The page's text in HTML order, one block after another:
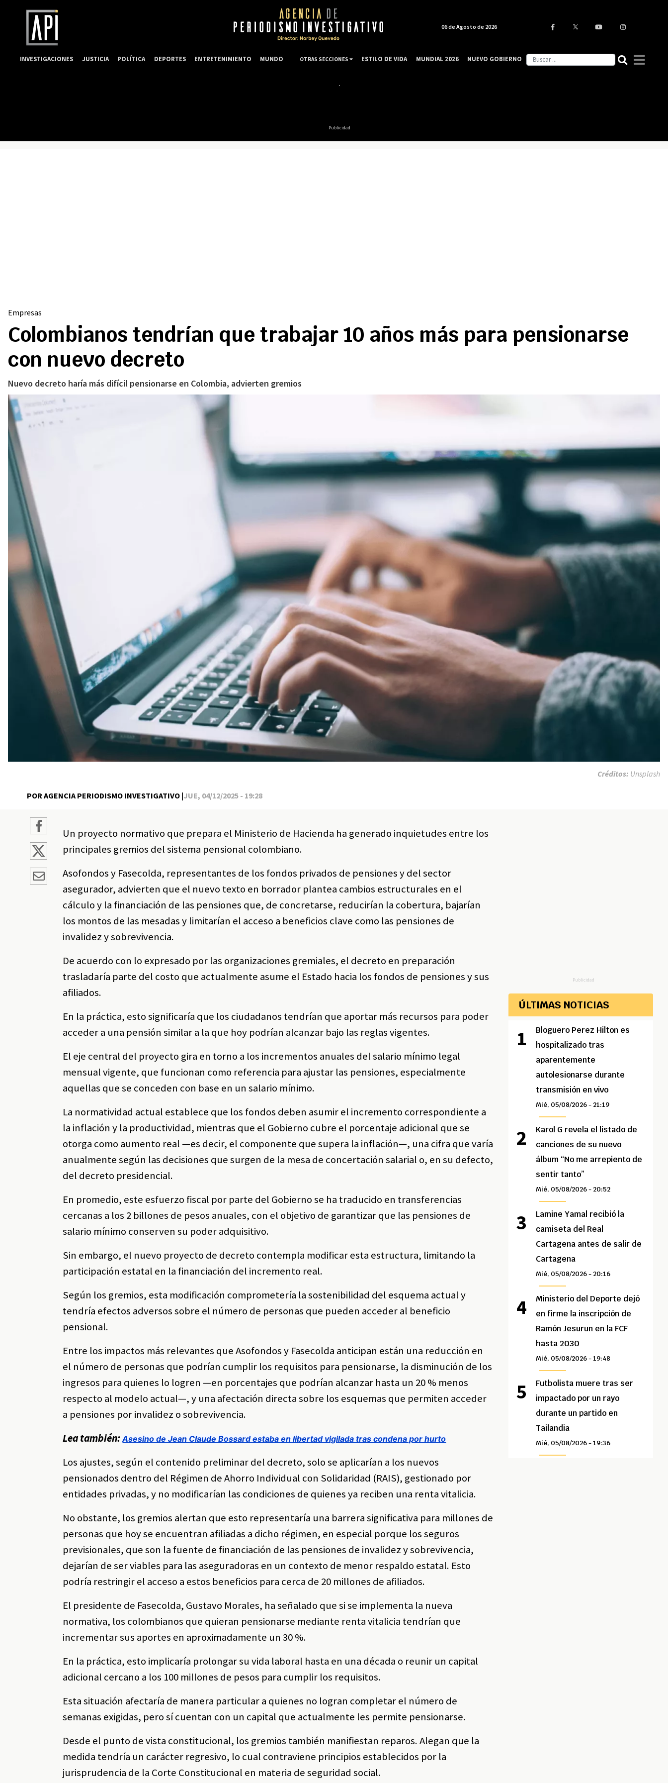
Publicidad
Empresas
Colombianos tendrían que trabajar 10 años más para pensionarse
con nuevo decreto
Nuevo decreto haría más difícil pensionarse en Colombia, advierten gremios
POR AGENCIA PERIODISMO INVESTIGATIVO |JUE, 04/12/2025 - 19:28
Créditos: Unsplash
Un proyecto normativo que prepara el Ministerio de Hacienda ha generado inquietudes entre los
principales gremios del sistema pensional colombiano.
Asofondos y Fasecolda, representantes de los fondos privados de pensiones y del sector
asegurador, advierten que el nuevo texto en borrador plantea cambios estructurales en el
cálculo y la financiación de las pensiones que, de concretarse, reducirían la cobertura, bajarían
los montos de las mesadas y limitarían el acceso a beneficios clave como las pensiones de
invalidez y sobrevivencia.
De acuerdo con lo expresado por las organizaciones gremiales, el decreto en preparación
trasladaría parte del costo que actualmente asume el Estado hacia los fondos de pensiones y sus
afiliados.
En la práctica, esto significaría que los ciudadanos tendrían que aportar más recursos para poder
acceder a una pensión similar a la que hoy podrían alcanzar bajo las reglas vigentes.
El eje central del proyecto gira en torno a los incrementos anuales del salario mínimo legal
mensual vigente, que funcionan como referencia para ajustar las pensiones, especialmente
aquellas que se conceden con base en un salario mínimo.
La normatividad actual establece que los fondos deben asumir el incremento correspondiente a
la inflación y la productividad, mientras que el Gobierno cubre el porcentaje adicional que se
otorga como aumento real —es decir, el componente que supera la inflación—, una cifra que varía
anualmente según las decisiones que surgen de la mesa de concertación salarial o, en su defecto,
del decreto presidencial.
En promedio, este esfuerzo fiscal por parte del Gobierno se ha traducido en transferencias
cercanas a los 2 billones de pesos anuales, con el objetivo de garantizar que las pensiones de
salario mínimo conserven su poder adquisitivo.
Sin embargo, el nuevo proyecto de decreto contempla modificar esta estructura, limitando la
participación estatal en la financiación del incremento real.
Según los gremios, esta modificación comprometería la sostenibilidad del esquema actual y
tendría efectos adversos sobre el número de personas que pueden acceder al beneficio
pensional.
Entre los impactos más relevantes que Asofondos y Fasecolda anticipan están una reducción en
el número de personas que podrían cumplir los requisitos para pensionarse, la disminución de los
ingresos para quienes lo logren —en porcentajes que podrían alcanzar hasta un 20 % menos
respecto al modelo actual—, y una afectación directa sobre los esquemas que permiten acceder
a pensiones por invalidez o sobrevivencia.
Lea también:Asesino de Jean Claude Bossard estaba en libertad vigilada tras condena por hurto
Los ajustes, según el contenido preliminar del decreto, solo se aplicarían a los nuevos
pensionados dentro del Régimen de Ahorro Individual con Solidaridad (RAIS), gestionado por
entidades privadas, y no modificarían las condiciones de quienes ya reciben una renta vitalicia.
No obstante, los gremios alertan que esto representaría una barrera significativa para millones de
personas que hoy se encuentran afiliadas a dicho régimen, en especial porque los seguros
previsionales, que son la fuente de financiación de las pensiones de invalidez y sobrevivencia,
dejarían de ser viables para las aseguradoras en un contexto de menor respaldo estatal. Esto
podría restringir el acceso a estos beneficios para cerca de 20 millones de afiliados.
El presidente de Fasecolda, Gustavo Morales, ha señalado que si se implementa la nueva
normativa, los colombianos que quieran pensionarse mediante renta vitalicia tendrían que
incrementar sus aportes en aproximadamente un 30 %.
En la práctica, esto implicaría prolongar su vida laboral hasta en una década o reunir un capital
adicional cercano a los 100 millones de pesos para cumplir los requisitos.
Esta situación afectaría de manera particular a quienes no logran completar el número de
semanas exigidas, pero sí cuentan con un capital que actualmente les permite pensionarse.
Desde el punto de vista constitucional, los gremios también manifiestan reparos. Alegan que la
medida tendría un carácter regresivo, lo cual contraviene principios establecidos por la
jurisprudencia de la Corte Constitucional en materia de seguridad social.
Publicidad
ÚLTIMAS NOTICIAS
Bloguero Perez Hilton es
hospitalizado tras
aparentemente
autolesionarse durante
transmisión en vivo
Mié, 05/08/2026 - 21:19
Karol G revela el listado de
canciones de su nuevo
álbum “No me arrepiento de
sentir tanto”
Mié, 05/08/2026 - 20:52
Lamine Yamal recibió la
camiseta del Real
Cartagena antes de salir de
Cartagena
Mié, 05/08/2026 - 20:16
Ministerio del Deporte dejó
en firme la inscripción de
Ramón Jesurun en la FCF
hasta 2030
Mié, 05/08/2026 - 19:48
Futbolista muere tras ser
impactado por un rayo
durante un partido en
Tailandia
Mié, 05/08/2026 - 19:36
06 de Agosto de 2026
INVESTIGACIONES JUSTICIA POLÍTICA DEPORTES ENTRETENIMIENTO MUNDO OTRAS SECCIONES ESTILO DE VIDA MUNDIAL 2026 NUEVO GOBIERNO